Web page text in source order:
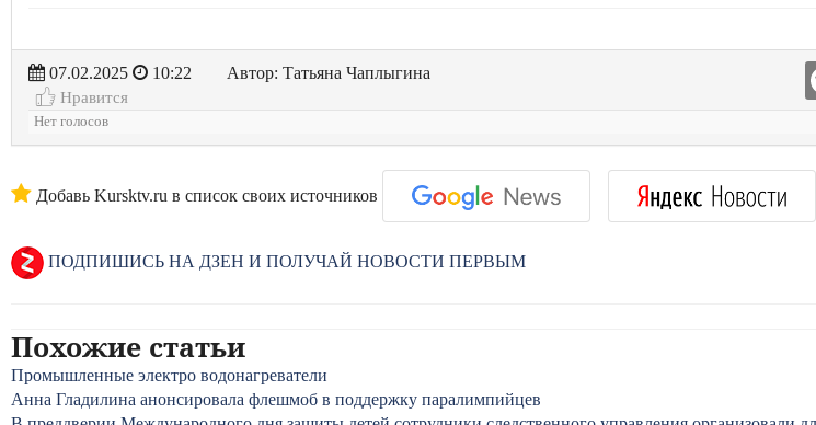
07.02.2025 10:22
Автор: Татьяна Чаплыгина
Нравится
Нет голосов
Добавь Kursktv.ru в список своих источников
ПОДПИШИСЬ НА ДЗЕН И ПОЛУЧАЙ НОВОСТИ ПЕРВЫМ
Похожие статьи
Промышленные электро водонагреватели
Анна Гладилина анонсировала флешмоб в поддержку паралимпийцев